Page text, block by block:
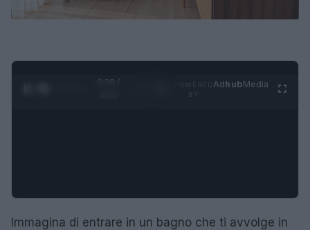
0:29 /
AdhubMedia
Immagina di entrare in un bagno che ti avvolge in